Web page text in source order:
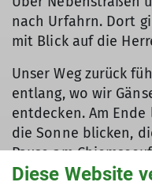
nach Urfahrn. Dort
mit Blick auf die
Unser Weg zurück
entlang, wo wir
entdecken. Am
die Sonne blicken,
Pause am
Diese Website